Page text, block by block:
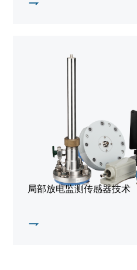
局部放电监测传感器技术